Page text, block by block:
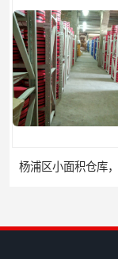
杨浦区小面积仓库